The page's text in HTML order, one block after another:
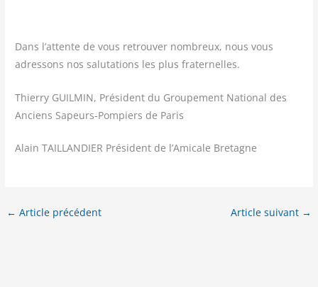
Dans l’attente de vous retrou­ver nom­breux, nous vous
adres­sons nos salu­ta­tions les plus fraternelles.
Thier­ry GUILMIN, Pré­sident du Grou­pe­ment Natio­nal des
Anciens Sapeurs-Pom­piers de Paris
Alain TAILLANDIER Pré­sident de l’Amicale Bretagne
← Article précédent Article suivant →